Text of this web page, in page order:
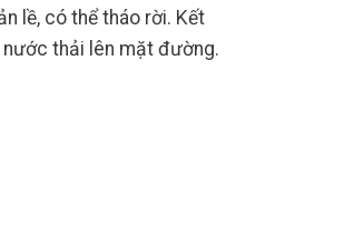
lề, có thể tháo rời. Kết
nước thải lên mặt đường.